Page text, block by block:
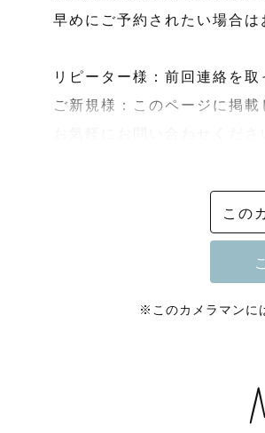
早めにご予約されたい場合は
リピーター様：前回連絡を
ご新規様：このページに掲
🆕2026年7月よりアートニ
繁忙期などのスケジュール
ニューボーンに始まり、あ
多くのご家族様の成長やお
この
※このカメラマンに